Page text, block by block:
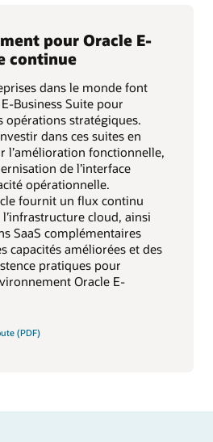
pour Oracle E-
continue
dans le monde font
Business Suite pour
opérations stratégiques.
dans ces suites en
l’amélioration fonctionnelle,
de l’interface
opérationnelle.
fournit un flux continu
cloud, ainsi
SaaS complémentaires
capacités améliorées et des
pratiques pour
Oracle E-
(PDF)